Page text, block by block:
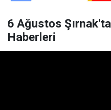
6 Ağustos
Haberleri